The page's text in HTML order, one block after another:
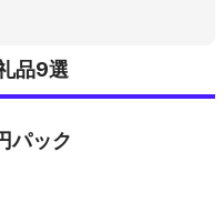
品9選
パック